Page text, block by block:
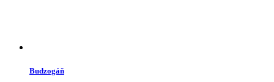
Budzogáň